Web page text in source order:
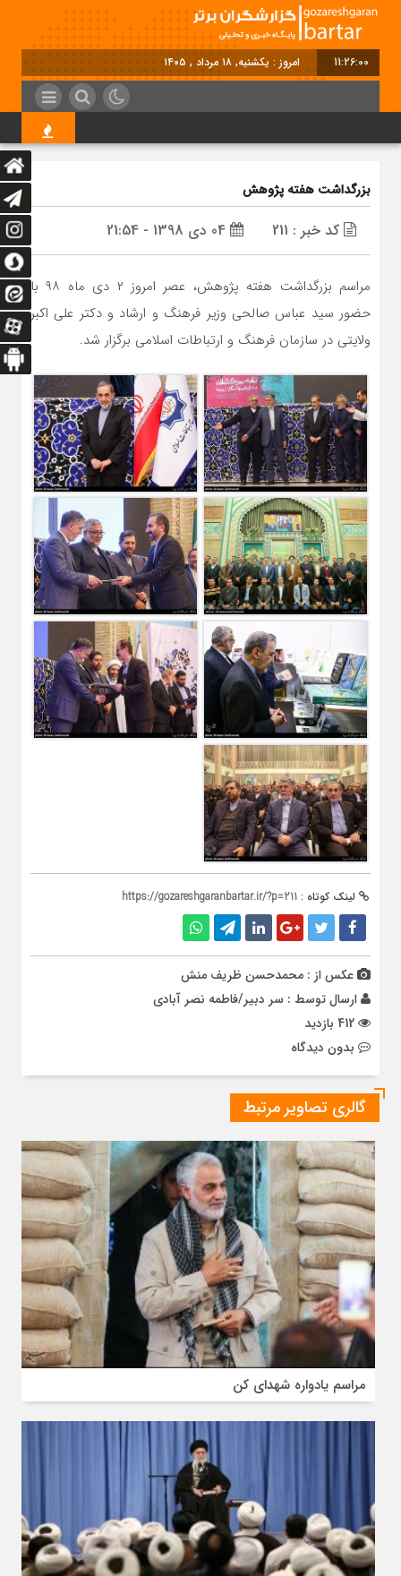
11:26:00 امروز : یکشنبه, ۱۸ مرداد , ۱۴۰۵
هت‌تریک قهرمانی
بزرگداشت هفته پژوهش
کد خبر : 211
مراسم بزرگداشت هفته پژوهش، عصر امروز ۲ دی ماه ۹۸ با
حضور سید عباس صالحی وزیر فرهنگ و ارشاد و دکتر علی اکبر
ولایتی در سازمان فرهنگ و ارتباطات اسلامی برگزار شد.
لینک کوتاه : https://gozareshgaranbartar.ir/?p=211
عکس از : محمدحسن ظریف منش
ارسال توسط : سر دبیر/فاطمه نصر آبادی
بدون دیدگاه
گالری تصاویر مرتبط
مراسم یادواره شهدای کن